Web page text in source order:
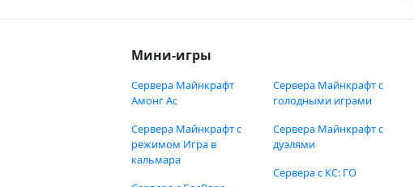
Мини-игры
Сервера Майнкрафт
Амонг Ас
Сервера Майнкрафт с
режимом Игра в
кальмара
Сервера Майнкрафт с
голодными играми
Сервера Майнкрафт с
дуэлями
Сервера с КС: ГО